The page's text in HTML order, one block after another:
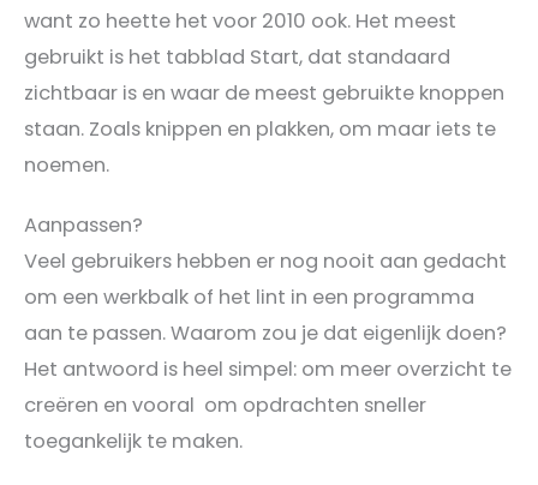
want zo heette het voor 2010 ook. Het meest
gebruikt is het tabblad Start, dat standaard
zichtbaar is en waar de meest gebruikte knoppen
staan. Zoals knippen en plakken, om maar iets te
noemen.
Aanpassen?
Veel gebruikers hebben er nog nooit aan gedacht
om een werkbalk of het lint in een programma
aan te passen. Waarom zou je dat eigenlijk doen?
Het antwoord is heel simpel: om meer overzicht te
creëren en vooral om opdrachten sneller
toegankelijk te maken.